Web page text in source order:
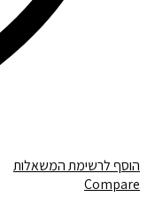
הוסף לרשימת המשאלות
Compare